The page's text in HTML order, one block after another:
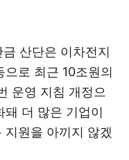
산단은 이차전지
로 최근 10조원의
운영 지침 개정으
돼 더 많은 기업이
원을 아끼지 않겠